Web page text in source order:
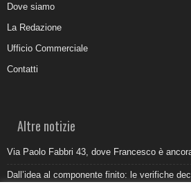
Dove siamo
La Redazione
Ufficio Commerciale
Contatti
Altre notizie
Via Paolo Fabbri 43, dove Francesco è
Dall’idea al componente finito: le verifiche